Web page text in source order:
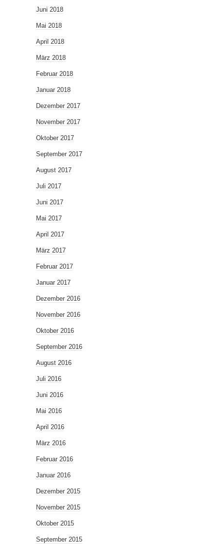
Juni 2018
Mai 2018
April 2018
März 2018
Februar 2018
Januar 2018
Dezember 2017
November 2017
Oktober 2017
September 2017
August 2017
Juli 2017
Juni 2017
Mai 2017
April 2017
März 2017
Februar 2017
Januar 2017
Dezember 2016
November 2016
Oktober 2016
September 2016
August 2016
Juli 2016
Juni 2016
Mai 2016
April 2016
März 2016
Februar 2016
Januar 2016
Dezember 2015
November 2015
Oktober 2015
September 2015